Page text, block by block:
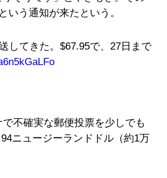
いう通知が来たという。
してきた。$67.95で、27日まで
不確実な郵便投票を少しでも
ニュージーランドドル（約1万